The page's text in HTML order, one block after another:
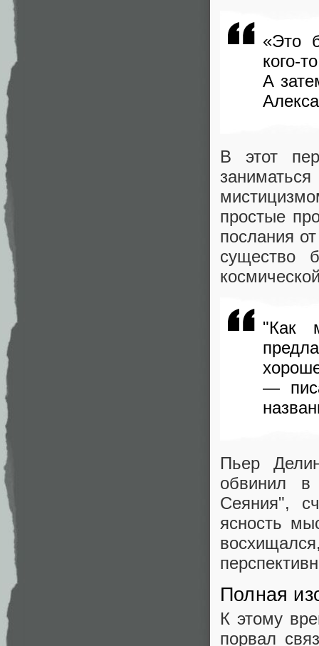
«Это
кого-
А
В этот
простые
послания
существо
"Как
—
Пьер
обвинил
Сеяния",
ясность
Полная
К этому
порвал